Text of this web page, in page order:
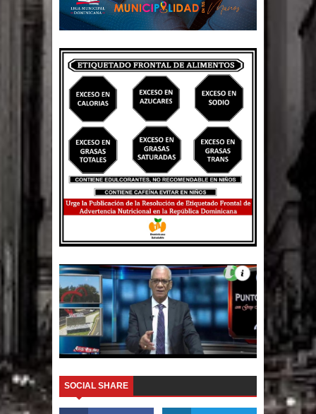
SOCIAL SHARE